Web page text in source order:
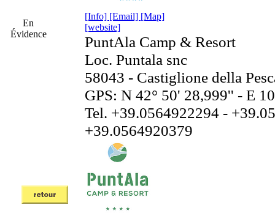
En
Évidence
[Info] [Email] [Map]
[website]
PuntAla Camp & Resort
Loc. Puntala snc
58043 - Castiglione della
GPS: N 42° 50' 28,999'' - E
Tel. +39.0564922294 -
+39.0564920379